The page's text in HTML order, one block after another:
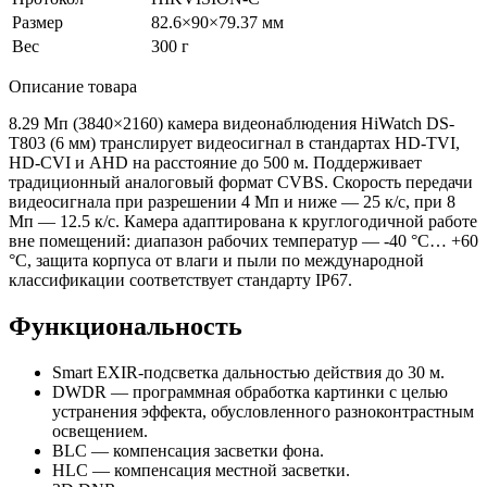
Размер
82.6×90×79.37 мм
Вес
300 г
Описание товара
8.29 Мп (3840×2160) камера видеонаблюдения HiWatch DS-
T803 (6 мм) транслирует видеосигнал в стандартах HD-TVI,
HD-CVI и AHD на расстояние до 500 м. Поддерживает
традиционный аналоговый формат CVBS. Скорость передачи
видеосигнала при разрешении 4 Мп и ниже — 25 к/с, при 8
Мп — 12.5 к/с. Камера адаптирована к круглогодичной работе
вне помещений: диапазон рабочих температур — -40 °C… +60
°C, защита корпуса от влаги и пыли по международной
классификации соответствует стандарту IP67.
Функциональность
Smart EXIR-подсветка дальностью действия до 30 м.
DWDR — программная обработка картинки с целью
устранения эффекта, обусловленного разноконтрастным
освещением.
BLC — компенсация засветки фона.
HLC — компенсация местной засветки.